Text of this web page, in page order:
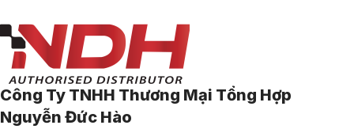
Công Ty TNHH Thương Mại Tổng Hợp
Nguyễn Đức Hào